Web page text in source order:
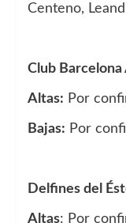
Centeno,
Club
Altas: Por
Bajas: Por
Delfines del
Altas: Por